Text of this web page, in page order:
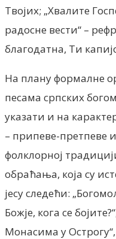
Твојих; „Хвалите
радосне вести“ –
благодатна, Ти
На плану формалне
песама српских
указати и на
– припеве-претпеве
фолклорној
обраћања, која су
јесу следећи:
Божје, кога се
Монасима у